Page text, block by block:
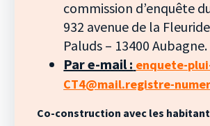
commission d’enquête
932 avenue de la
Paluds – 13400 Aubagne.
Par e-mail : enquete-
CT4@mail.registre-
Co-construction avec les